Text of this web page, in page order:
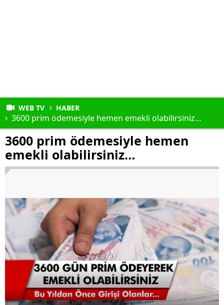
WEB TV HABER
3600 prim ödemesiyle hemen emekli olabilirsiniz…
3600 prim ödemesiyle hemen
emekli olabilirsiniz…